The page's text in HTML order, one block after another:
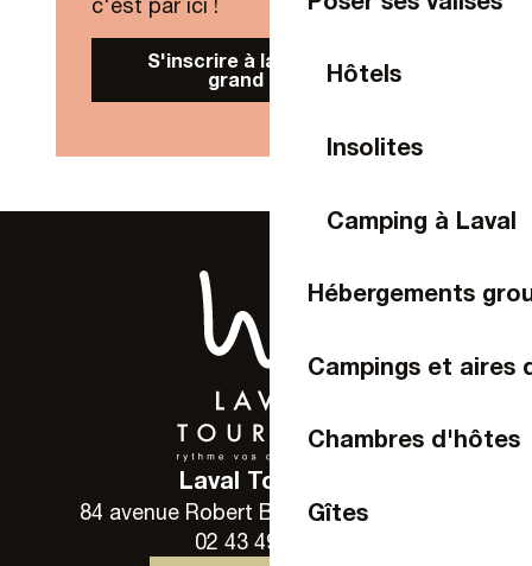
Hôtels
Insolites
Camping à Laval
Hébergements
Campings et aires
Chambres d'hôtes
Gîtes
S'inscrire à la Newsletter
grand public
Laval Tourisme
84 avenue Robert Buron - 53000 Laval
02 43 49 46 46